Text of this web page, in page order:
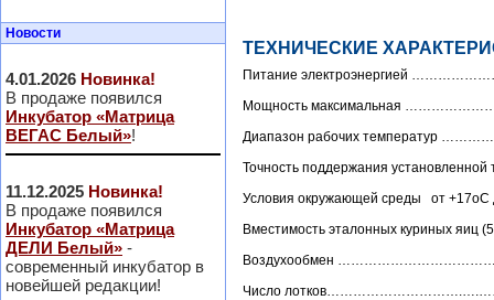
Новости
4.01.2026 Новинка!
В продаже появился
Инкубатор «Матрица
ВЕГАС Белый»!
11.12.2025 Новинка!
В продаже появился
Инкубатор «Матрица
ДЕЛИ Белый» -
современный инкубатор в
новейшей редакции!
ТЕХНИЧЕСКИЕ
Питание электроэнергией
Мощность максимальная
Диапазон рабочих температур
Точность поддержания
Условия окружающей среды от +17оС
Вместимость эталонных куриных
Воздухообмен
Число